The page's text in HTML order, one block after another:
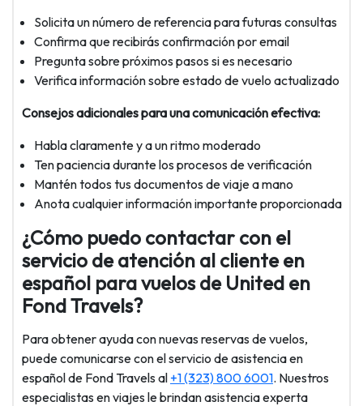
Solicita un número de referencia para futuras consultas
Confirma que recibirás confirmación por email
Pregunta sobre próximos pasos si es necesario
Verifica información sobre estado de vuelo actualizado
Consejos adicionales para una comunicación efectiva:
Habla claramente y a un ritmo moderado
Ten paciencia durante los procesos de verificación
Mantén todos tus documentos de viaje a mano
Anota cualquier información importante proporcionada
¿Cómo puedo contactar con el
servicio de atención al cliente en
español para vuelos de United en
Fond Travels?
Para obtener ayuda con nuevas reservas de vuelos,
puede comunicarse con el servicio de asistencia en
español de Fond Travels al +1 (323) 800 6001. Nuestros
especialistas en viajes le brindan asistencia experta